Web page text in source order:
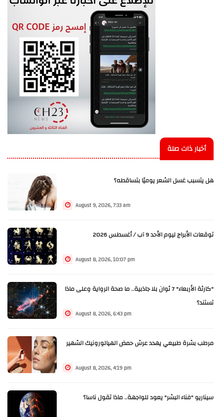
أخبار ذات صلة
هل يتسبب غسل الشعر يوميًا بتساقطه؟
August 9, 2026, 7:33 am
توقعات الأبراج ليوم الأحد 9 آب / أغسطس 2026
August 8, 2026, 10:07 pm
"كارثة الأربعاء" 7 ثوان بلا جاذبية.. ما صحة الرواية وعلى ماذا
تستند؟
August 8, 2026, 6:43 pm
مرطب بشرة طبيعي يهدد عرش حمض الهيالورونيك الشهير
August 8, 2026, 4:19 pm
سيناريو "فناء البشر" يعود للواجهة.. ماذا تقول ناسا؟